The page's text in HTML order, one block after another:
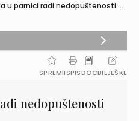
u parnici radi nedopuštenosti ...
SPREMIISPISDOCBILJEŠKE
nedopuštenosti